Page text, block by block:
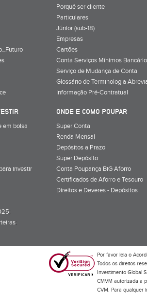
Porquê ser cliente
Particulares
Júnior (sub-18)
Empresas
Cartões
Conta Serviços Mínimos
Serviço de Mudança de Conta
Glossário de Terminologia
Informação Pré-Contratual
em bolsa
investir
;
;
ONDE E COMO POUPAR
Super Conta
Renda Mensal
Depósitos a Prazo
Super Depósito
Conta Poupança BiG Aforro
Certificados de Aforro e Tesouro
Direitos e Deveres - Depósitos
Por favor leia o
Todos os direitos
Investimento Global
CMVM autorizada a
CVM. Para qualquer